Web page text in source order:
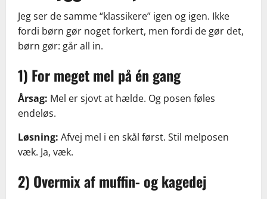
Jeg ser de samme “klassikere” igen og igen. Ikke
fordi børn gør noget forkert, men fordi de gør det,
børn gør: går all in.
1) For meget mel på én gang
Årsag: Mel er sjovt at hælde. Og posen føles
endeløs.
Løsning: Afvej mel i en skål først. Stil melposen
væk. Ja, væk.
2) Overmix af muffin- og kagedej